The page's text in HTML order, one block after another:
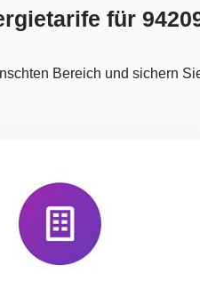
für
Bereich und sichern